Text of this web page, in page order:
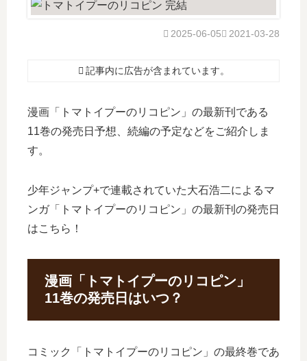
2021-03-28
2025-06-05
記事内に広告が含まれています。
漫画「トマトイプーのリコピン」の最新刊である
11巻の発売日予想、続編の予定などをご紹介しま
す。
少年ジャンプ+で連載されていた大石浩二によるマ
ンガ「トマトイプーのリコピン」の最新刊の発売日
はこちら！
漫画「トマトイプーのリコピン」
11巻の発売日はいつ？
コミック「トマトイプーのリコピン」の最終巻であ